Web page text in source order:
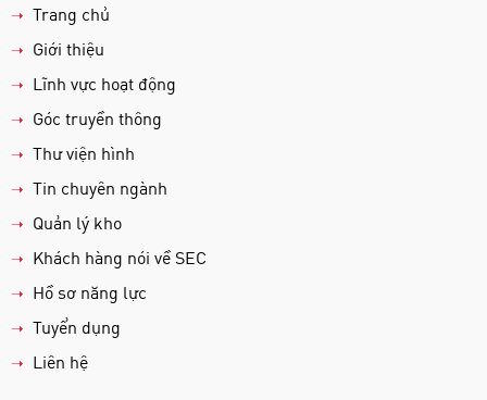
➝ Trang chủ
➝ Giới thiệu
➝ Lĩnh vực hoạt động
➝ Góc truyền thông
➝ Thư viện hình
➝ Tin chuyên ngành
➝ Quản lý kho
➝ Khách hàng nói về SEC
➝ Hồ sơ năng lực
➝ Tuyển dụng
➝ Liên hệ